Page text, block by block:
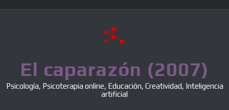
El caparazón (2007)
Psicología, Psicoterapia online, Educación, Creatividad, Inteligencia
artificial